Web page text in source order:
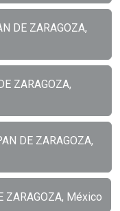
DE ZARAGOZA,
ZARAGOZA,
DE ZARAGOZA,
ZARAGOZA, México